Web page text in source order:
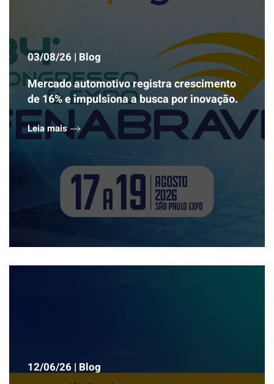
03/08/26 | Blog
Mercado automotivo registra crescimento
de 16% e impulsiona a busca por inovação.
Leia mais
12/06/26 | Blog